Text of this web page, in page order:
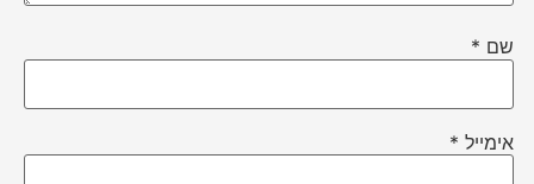
שם *
אימייל *